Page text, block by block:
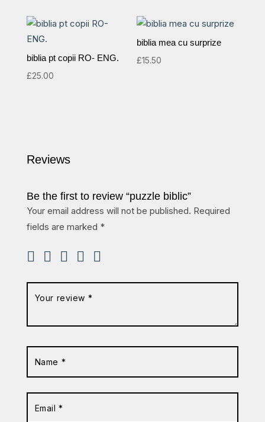
biblia pt copii RO- ENG.
£25.00
biblia mea cu surprize
£15.50
Reviews
Be the first to review “puzzle biblic”
Your email address will not be published. Required
fields are marked *